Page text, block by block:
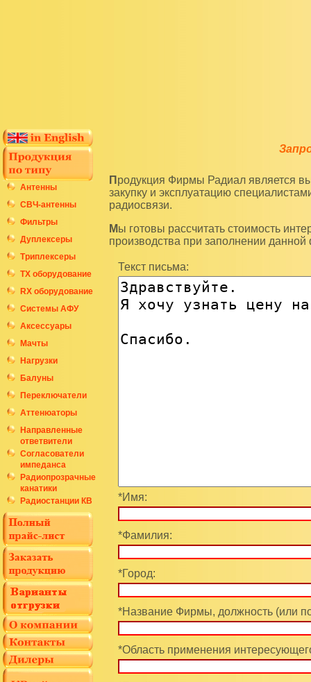
Антенны
СВЧ-антенны
Фильтры
Дуплексеры
Триплексеры
ТХ оборудование
RX оборудование
Системы АФУ
Аксессуары
Мачты
Нагрузки
Балуны
Переключатели
Аттенюаторы
Направленные
ответвители
Согласователи
импеданса
Радиопрозрачные
канатики
Радиостанции КВ
Продукция Фирмы Радиал является высокотехнологичным оборудованием и подразумевает
закупку и эксплуатацию
радиосвязи.
Мы готовы рассчитать стоимость интересующих вас изделий по последним ценам нашего
производства при заполнении
Текст письма:
*Имя:
*Фамилия:
*Город:
*Название Фирмы, должность (или
*Область применения